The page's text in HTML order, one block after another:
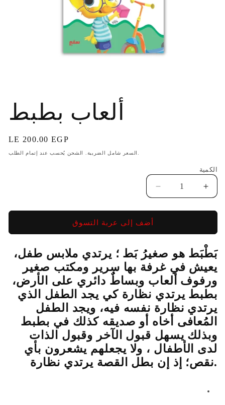
الوسائط
في
ألعاب بطبط
السعر
الاعتيادي
LE 200.00 EGP
الكمية
لـ
بطبط
زيادة
لـ
أضف إلى عربة التسوق
بَطْبَط هو صغيرُ بَط ؛ يرتدي ملابس طفل،
يعيش في غرفة بها سرير ومكتب صغير
ورفوف ألعاب وبساطٌ دائري على الأرض،
بطبط يرتدي نظارة كي يجد الطفل الذي
يرتدي نظارة نفسه فيه، ويجد الطفل
المُعافى أخاه أو صديقه كذلك في بطبط
وبذلك يسهل قبول الآخر وقبول الذات
لدى الأطفال ، ولا يجعلهم يشعرون بأي
نقص؛ إذ إن بطل القصة يرتدي نظارة.